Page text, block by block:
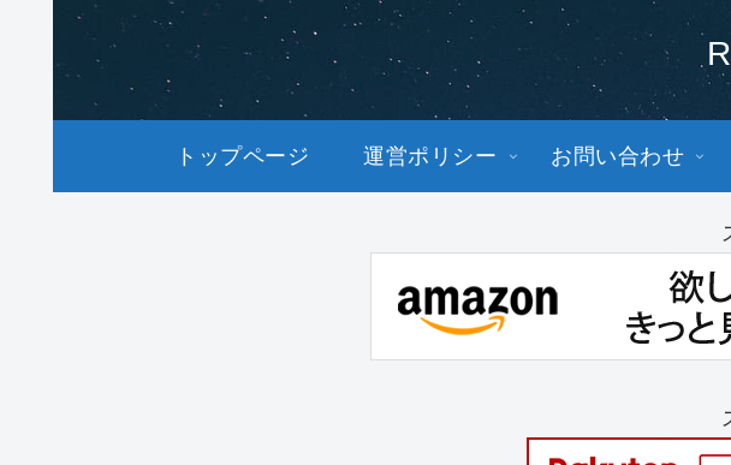
トップページ 運営ポリシー お問い合わせ